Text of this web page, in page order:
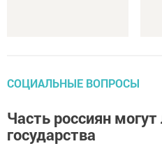
СОЦИАЛЬНЫЕ ВОПРОСЫ
Часть россиян
государства